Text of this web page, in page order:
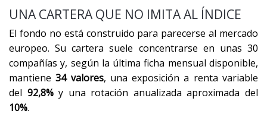
UNA CARTERA QUE NO IMITA AL ÍNDICE
El fondo no está construido para parecerse al mercado
europeo. Su cartera suele concentrarse en unas 30
compañías y, según la última ficha mensual disponible,
mantiene34 valores, una exposición a renta variable
del 92,8%y una rotación anualizada aproximada del
10%.